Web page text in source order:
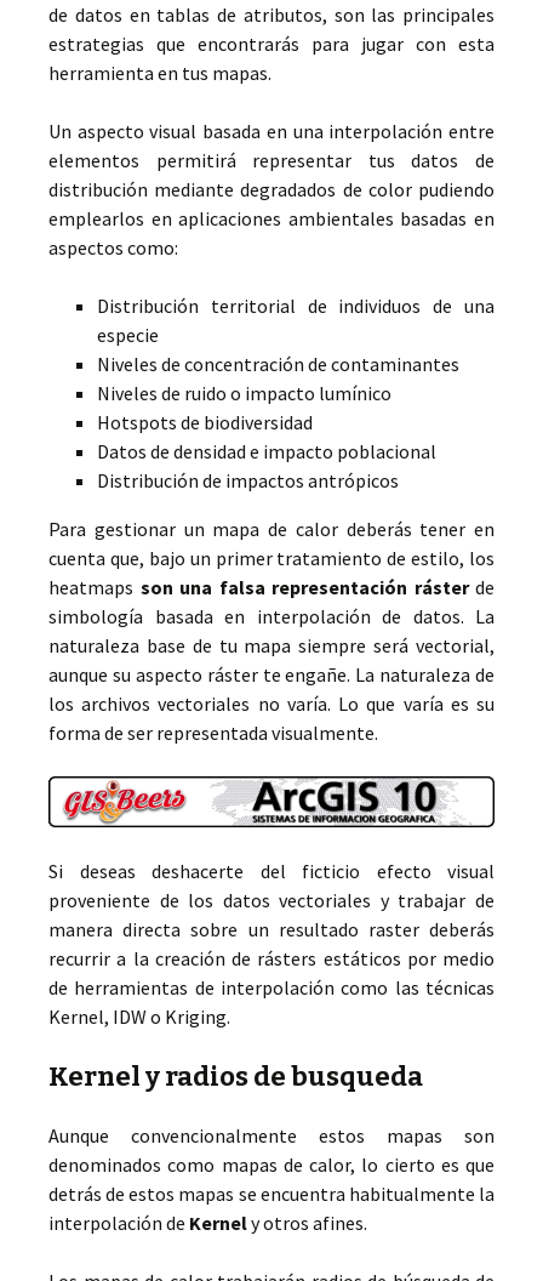
de datos en tablas de atributos, son las principales
estrategias que encontrarás para jugar con esta
herramienta en tus mapas.
Un aspecto visual basada en una interpolación entre
elementos permitirá representar tus datos de
distribución mediante degradados de color pudiendo
emplearlos en aplicaciones ambientales basadas en
aspectos como:
Distribución territorial de individuos de una
especie
Niveles de concentración de contaminantes
Niveles de ruido o impacto lumínico
Hotspots de biodiversidad
Datos de densidad e impacto poblacional
Distribución de impactos antrópicos
Para gestionar un mapa de calor deberás tener en
cuenta que, bajo un primer tratamiento de estilo, los
heatmaps son una falsa representación rásterde
simbología basada en interpolación de datos. La
naturaleza base de tu mapa siempre será vectorial,
aunque su aspecto ráster te engañe. La naturaleza de
los archivos vectoriales no varía. Lo que varía es su
forma de ser representada visualmente.
Si deseas deshacerte del ficticio efecto visual
proveniente de los datos vectoriales y trabajar de
manera directa sobre un resultado raster deberás
recurrir a la creación de rásters estáticos por medio
de herramientas de interpolación como las técnicas
Kernel, IDW o Kriging.
Kernel y radios de busqueda
Aunque convencionalmente estos mapas son
denominados como mapas de calor, lo cierto es que
detrás de estos mapas se encuentra habitualmente la
interpolación de Kernely otros afines.